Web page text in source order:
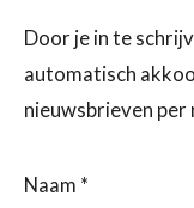
Door je in te
automatisch
nieuwsbrieven per
Naam *